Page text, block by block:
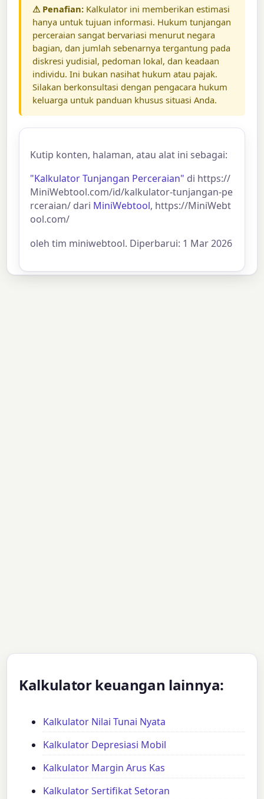
⚠ Penafian: Kalkulator ini memberikan estimasi
hanya untuk tujuan informasi. Hukum tunjangan
perceraian sangat bervariasi menurut negara
bagian, dan jumlah sebenarnya tergantung pada
diskresi yudisial, pedoman lokal, dan keadaan
individu. Ini bukan nasihat hukum atau pajak.
Silakan berkonsultasi dengan pengacara hukum
keluarga untuk panduan khusus situasi Anda.
Kutip konten, halaman, atau alat ini sebagai:
"Kalkulator Tunjangan Perceraian" di https://
MiniWebtool.com/id/kalkulator-tunjangan-pe
rceraian/ dari MiniWebtool, https://MiniWebt
ool.com/
oleh tim miniwebtool. Diperbarui: 1 Mar 2026
Kalkulator keuangan lainnya:
Kalkulator Nilai Tunai Nyata
Kalkulator Depresiasi Mobil
Kalkulator Margin Arus Kas
Kalkulator Sertifikat Setoran